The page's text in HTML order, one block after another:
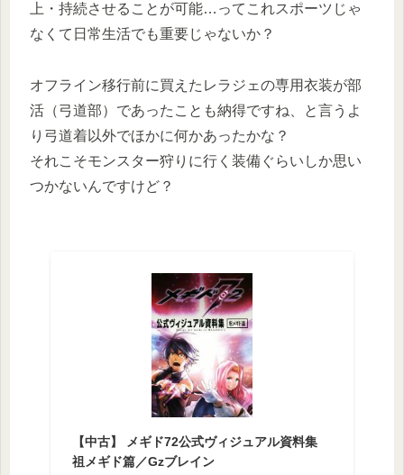
上・持続させることが可能…ってこれスポーツじゃ
なくて日常生活でも重要じゃないか？
オフライン移行前に買えたレラジェの専用衣装が部
活（弓道部）であったことも納得ですね、と言うよ
り弓道着以外でほかに何かあったかな？
それこそモンスター狩りに行く装備ぐらいしか思い
つかないんですけど？
【中古】 メギド72公式ヴィジュアル資料集
祖メギド篇／Gzブレイン